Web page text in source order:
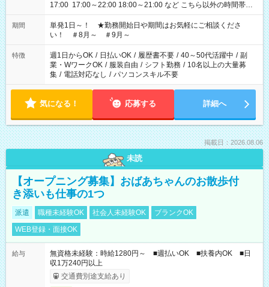
17:00 17:00～22:00 18:00～21:00 など こちら以外の時間帯も
お気軽にご相談ください！
期間
単発1日～！ ★勤務開始日や期間はお気軽にご相談くださ
い！ ＃8月～ ＃9月～
特徴 週1日からOK / 日払いOK / 履歴書不要 / 40～50代活躍中 / 副
業・WワークOK / 服装自由 / シフト勤務 / 10名以上の大量募
集 / 電話対応なし / パソコンスキル不要
気になる！ 応募する 詳細へ
掲載日：2026.08.06
未読
【オープニング募集】おばあちゃんのお散歩付
き添いも仕事の1つ
派遣 職種未経験OK 社会人未経験OK
ブランクOK
WEB登録・面接OK
給与
無資格未経験：時給1280円～ ■週払いOK ■扶養内OK ■日
収1万240円以上
交通費別途支給あり